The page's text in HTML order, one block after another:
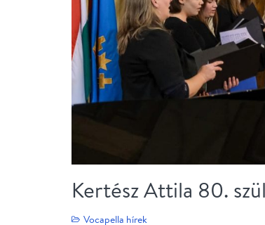
Kertész Attila 80.
Vocapella hírek